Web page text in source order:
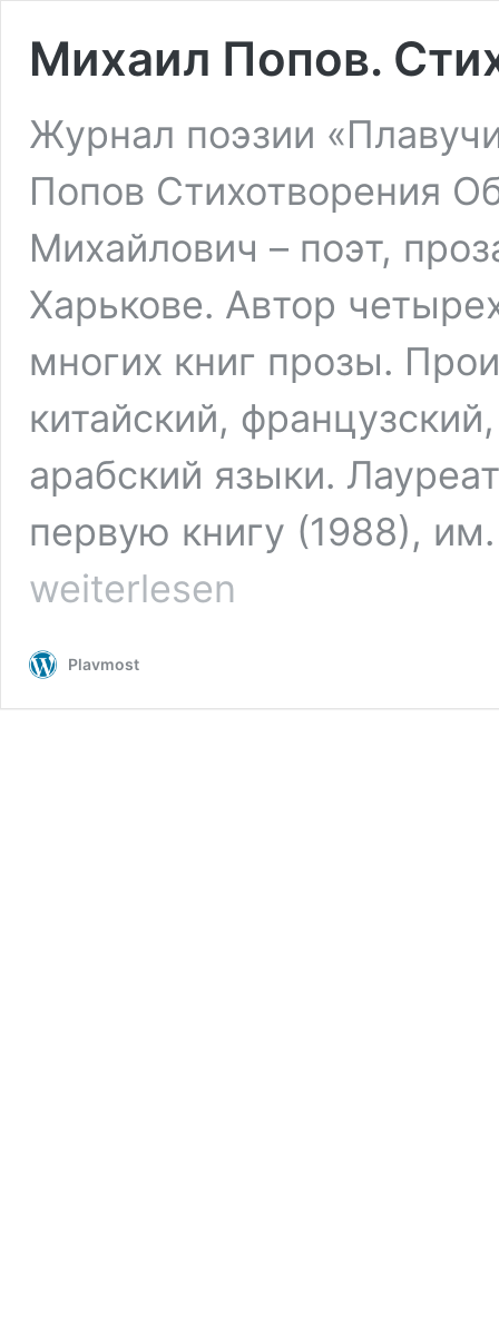
Михаил Попов.
Журнал поэзии
Попов Стихотворения
Михайлович – поэт,
Харькове. Автор
многих книг прозы.
китайский,
арабский языки.
первую книгу (1988),
weiterlesen
Plavmost